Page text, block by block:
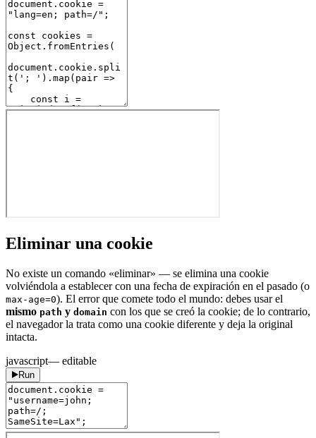
Eliminar una cookie
No existe un comando «eliminar» — se elimina una cookie
volviéndola a establecer con una fecha de expiración en el pasado (o
max-age=0). El error que comete todo el mundo: debes usar el
mismo path y domain con los que se creó la cookie; de lo contrario,
el navegador la trata como una cookie diferente y deja la original
intacta.
javascript— editable
Run